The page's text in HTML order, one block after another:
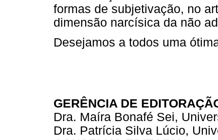
formas de subjetivação, no
dimensão narcísica da não
Desejamos a todos uma
GERÊNCIA DE
Dra. Maíra Bonafé Sei,
Dra. Patrícia Silva Lúcio,